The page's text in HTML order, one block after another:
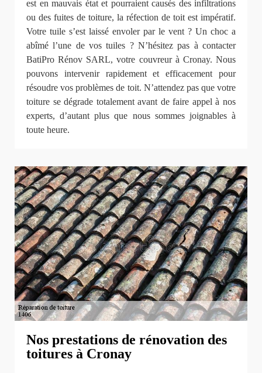
est en mauvais état et pourraient causés des infiltrations
ou des fuites de toiture, la réfection de toit est impératif.
Votre tuile s’est laissé envoler par le vent ? Un choc a
abîmé l’une de vos tuiles ? N’hésitez pas à contacter
BatiPro Rénov SARL, votre couvreur à Cronay. Nous
pouvons intervenir rapidement et efficacement pour
résoudre vos problèmes de toit. N’attendez pas que votre
toiture se dégrade totalement avant de faire appel à nos
experts, d’autant plus que nous sommes joignables à
toute heure.
Nos prestations de rénovation des
toitures à Cronay